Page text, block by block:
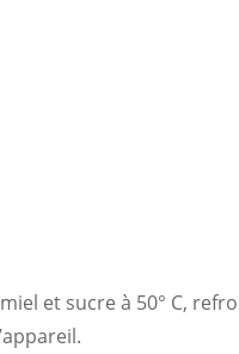
et sucre à 50° C,